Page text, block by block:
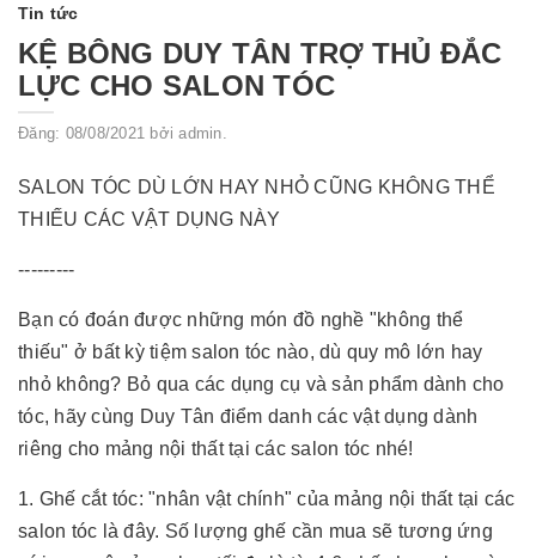
Tin tức
KỆ BÔNG DUY TÂN TRỢ THỦ ĐẮC
LỰC CHO SALON TÓC
Đăng: 08/08/2021 bởi admin.
SALON TÓC DÙ LỚN HAY NHỎ CŨNG KHÔNG THỂ
THIẾU CÁC VẬT DỤNG NÀY
---------
Bạn có đoán được những món đồ nghề "không thể
thiếu" ở bất kỳ tiệm salon tóc nào, dù quy mô lớn hay
nhỏ không? Bỏ qua các dụng cụ và sản phẩm dành cho
tóc, hãy cùng Duy Tân điểm danh các vật dụng dành
riêng cho mảng nội thất tại các salon tóc nhé!
1. Ghế cắt tóc: "nhân vật chính" của mảng nội thất tại các
salon tóc là đây. Số lượng ghế cần mua sẽ tương ứng